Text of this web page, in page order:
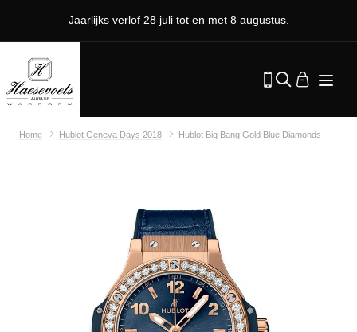
Jaarlijks verlof 28 juli tot en met 8 augustus.
Home Hublot Geneva Days 2018 Hublot Big Bang Gold Blue Diamonds